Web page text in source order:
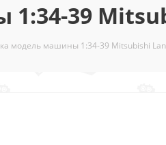
39
модель машины 1:34-39 Mitsubishi